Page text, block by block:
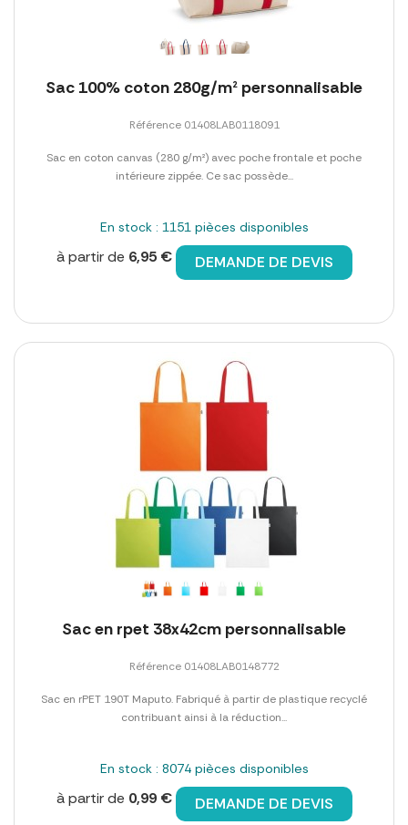
Sac 100% coton 280g/m² personnalisable
Référence 01408LAB0118091
Sac en coton canvas (280 g/m²) avec poche frontale et poche
intérieure zippée. Ce sac possède...
En stock : 1151 pièces disponibles
à partir de 6,95 € DEMANDE DE DEVIS
Sac en rpet 38x42cm personnalisable
Référence 01408LAB0148772
Sac en rPET 190T Maputo. Fabriqué à partir de plastique recyclé
contribuant ainsi à la réduction...
En stock : 8074 pièces disponibles
à partir de 0,99 € DEMANDE DE DEVIS